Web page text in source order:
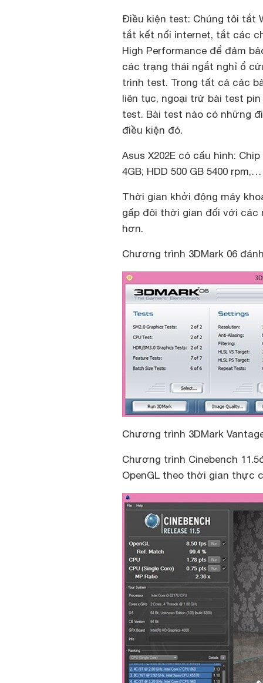
Điều kiện test: Chúng tôi tắt
tắt kết nối internet, tắt các
High Performance để đảm
các trạng thái ngắt nghỉ ổ
trình test. Trong tất cả các
liên tục, ngoại trừ bài test
test. Bài test nào có những
điều kiện đó.
Asus X202E có cấu hình:
4GB; HDD 500 GB 5400 rpm,…
Thời gian khởi động máy
gấp đôi thời gian đối với
hơn.
Chương trình 3DMark 06
Chương trình 3DMark
Chương trình Cinebench
OpenGL theo thời gian thực